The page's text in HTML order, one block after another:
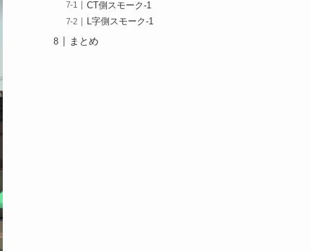
CT側スモーク-1
L字側スモーク-1
まとめ